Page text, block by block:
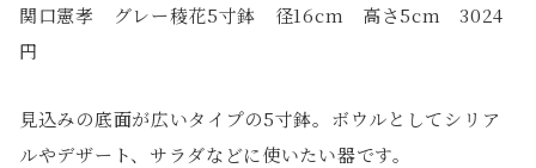
関口憲孝 グレー稜花5寸鉢 径16cm 高さ5cm 3024
円
見込みの底面が広いタイプの5寸鉢。ボウルとしてシリア
ルやデザート、サラダなどに使いたい器です。